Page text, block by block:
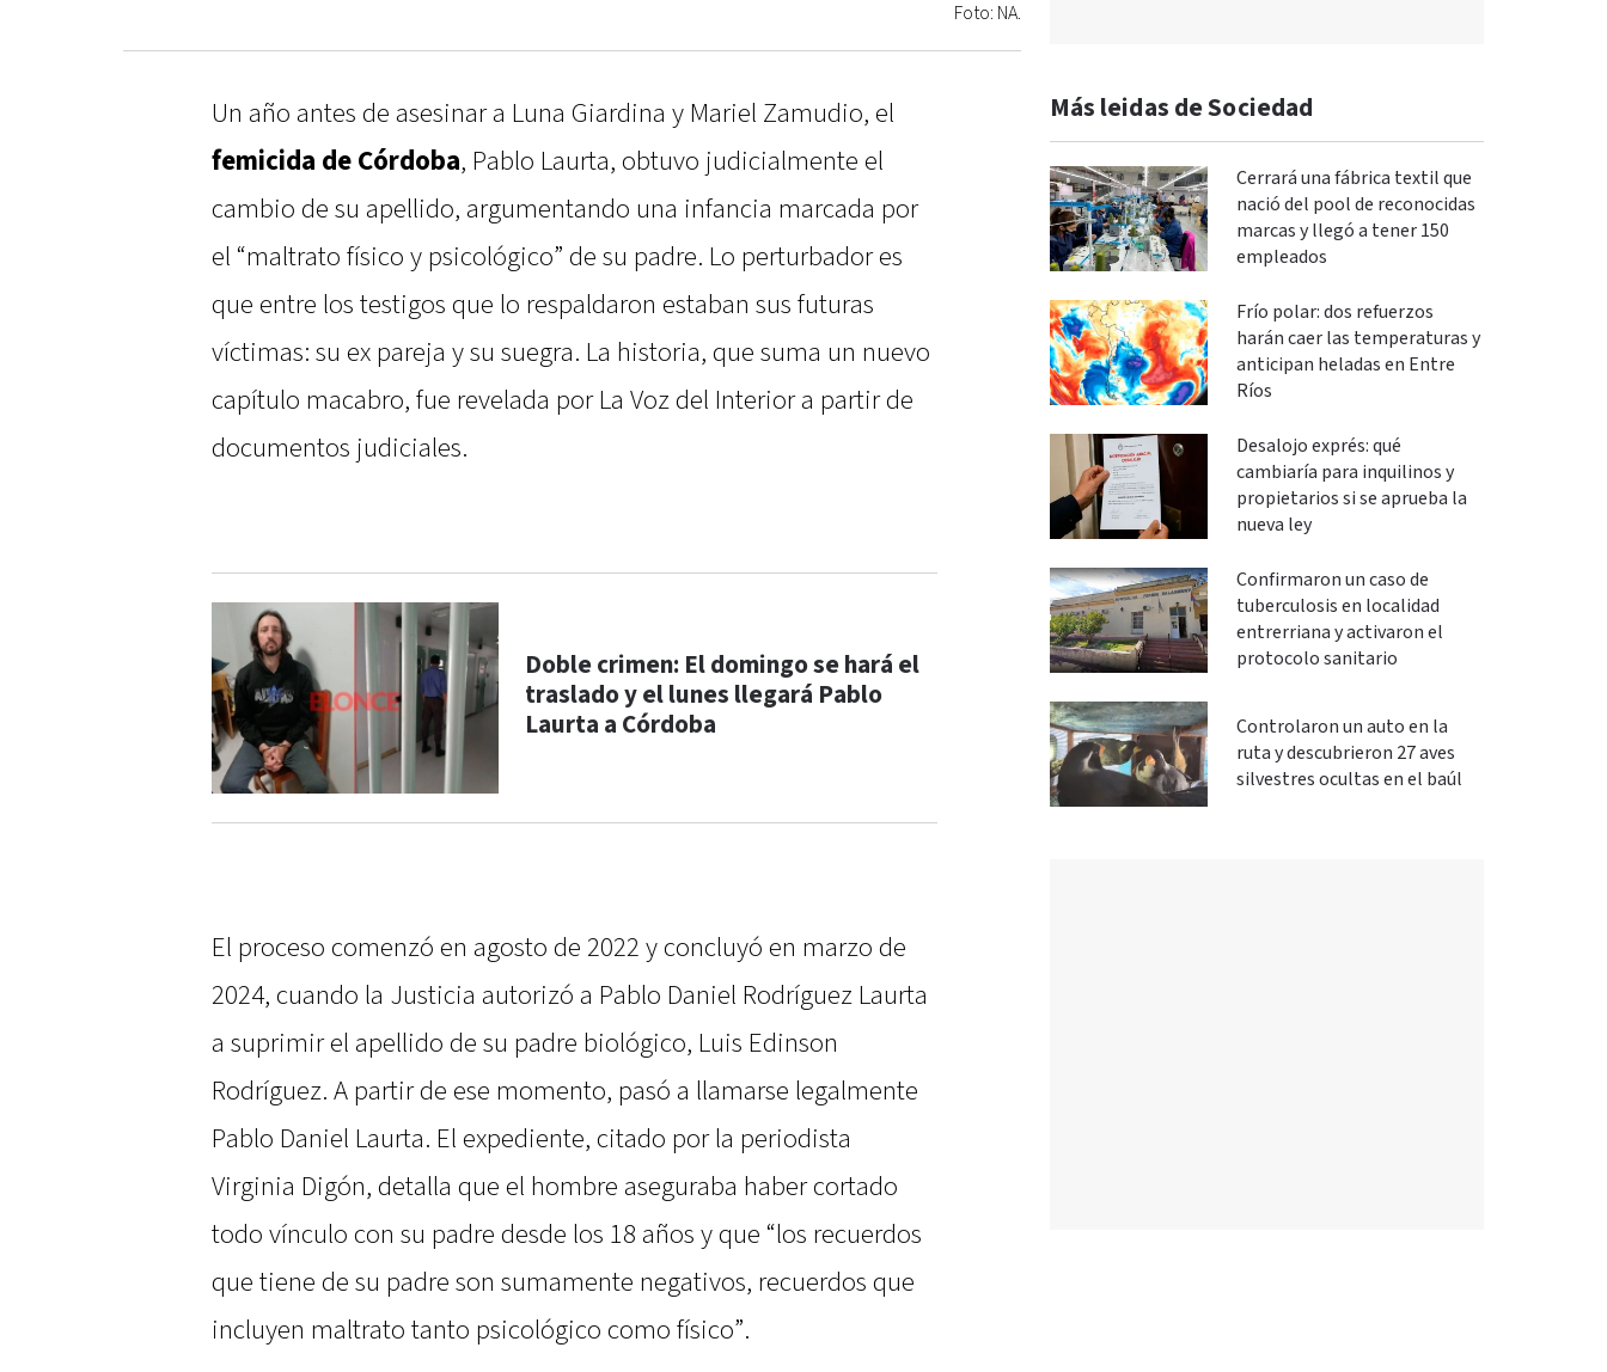
Foto: NA.
Un año antes de asesinar a Luna Giardina y Mariel Zamudio, el
femicida de Córdoba, Pablo Laurta, obtuvo judicialmente el
cambio de su apellido, argumentando una infancia marcada por
el “maltrato físico y psicológico” de su padre. Lo perturbador es
que entre los testigos que lo respaldaron estaban sus futuras
víctimas: su ex pareja y su suegra. La historia, que suma un nuevo
capítulo macabro, fue revelada por La Voz del Interior a partir de
documentos judiciales.
Doble crimen: El domingo se hará el
traslado y el lunes llegará Pablo
Laurta a Córdoba
El proceso comenzó en agosto de 2022 y concluyó en marzo de
2024, cuando la Justicia autorizó a Pablo Daniel Rodríguez Laurta
a suprimir el apellido de su padre biológico, Luis Edinson
Rodríguez. A partir de ese momento, pasó a llamarse legalmente
Pablo Daniel Laurta. El expediente, citado por la periodista
Virginia Digón, detalla que el hombre aseguraba haber cortado
todo vínculo con su padre desde los 18 años y que “los recuerdos
que tiene de su padre son sumamente negativos, recuerdos que
incluyen maltrato tanto psicológico como físico”.
Más leidas de Sociedad
Cerrará una fábrica textil que
nació del pool de reconocidas
marcas y llegó a tener 150
empleados
Frío polar: dos refuerzos
harán caer las temperaturas y
anticipan heladas en Entre
Ríos
Desalojo exprés: qué
cambiaría para inquilinos y
propietarios si se aprueba la
nueva ley
Confirmaron un caso de
tuberculosis en localidad
entrerriana y activaron el
protocolo sanitario
Controlaron un auto en la
ruta y descubrieron 27 aves
silvestres ocultas en el baúl